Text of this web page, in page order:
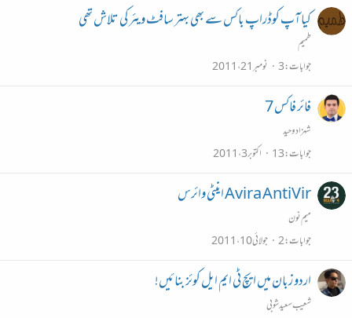
کیا آپ کوڈراپ باکس سے بھی بہتر سافٹ ویئر کی تلاش تھی
طمیم
جوابات 3 نومبر 21، 2011
فائر فاکس 7
شہزاد وحید
جوابات 13 اکتوبر 3، 2011
Avira AntiVir اینٹی وائرس
میم نون
جوابات 2 جولائی 10، 2011
اردو زبان میں ایچ ٹی ایم ایل کوئز بنائیں!
شعیب سعید شوبی